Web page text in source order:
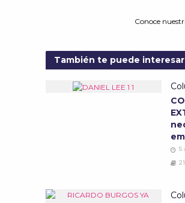
Conoce
También te puede interesar
5